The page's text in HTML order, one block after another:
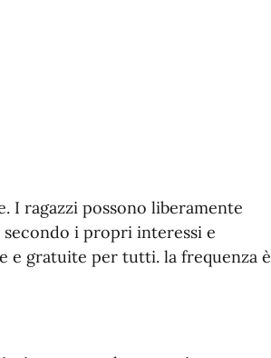
I ragazzi possono liberamente
i propri interessi e
e gratuite per tutti. la frequenza è